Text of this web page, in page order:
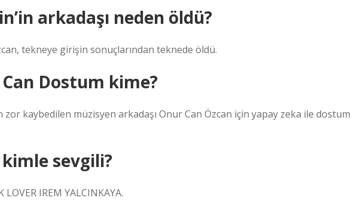
arkadaşı neden öldü?
tekneye girişin sonuçlarından teknede öldü.
Dostum kime?
zor kaybedilen müzisyen arkadaşı Onur Can Özcan için yapay zeka ile dostum
sevgili?
LOVER IREM YALCINKAYA.